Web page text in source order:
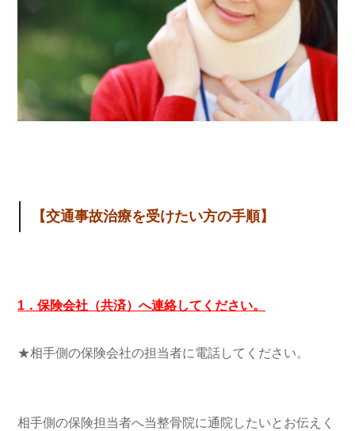
【交通事故治療を受けたい方の手順】
1．保険会社（共済）へ連絡してください。
★相手側の保険会社の担当者に電話してください。
相手側の保険担当者へ当整骨院に通院したいとお伝えく